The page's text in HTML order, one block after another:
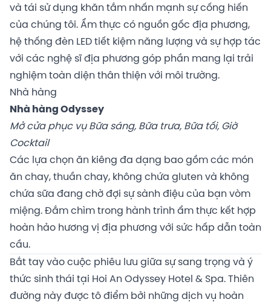
và tái sử dụng khăn tắm nhấn mạnh sự cống hiến
của chúng tôi. Ẩm thực có nguồn gốc địa phương,
hệ thống đèn LED tiết kiệm năng lượng và sự hợp tác
với các nghệ sĩ địa phương góp phần mang lại trải
nghiệm toàn diện thân thiện với môi trường.
Nhà hàng
Nhà hàng Odyssey
Mở cửa phục vụ Bữa sáng, Bữa trưa, Bữa tối, Giờ
Cocktail
Các lựa chọn ăn kiêng đa dạng bao gồm các món
ăn chay, thuần chay, không chứa gluten và không
chứa sữa đang chờ đợi sự sành điệu của bạn vòm
miệng. Đắm chìm trong hành trình ẩm thực kết hợp
hoàn hảo hương vị địa phương với sức hấp dẫn toàn
cầu.
Bắt tay vào cuộc phiêu lưu giữa sự sang trọng và ý
thức sinh thái tại Hoi An Odyssey Hotel & Spa. Thiên
đường này được tô điểm bởi những dịch vụ hoàn